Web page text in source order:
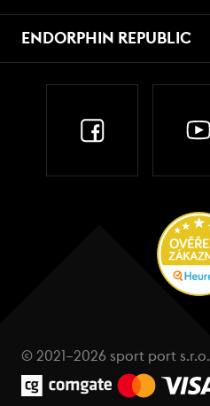
ENDORPHIN REPUBLIC
© 2021–2026 sport port s.r.o.